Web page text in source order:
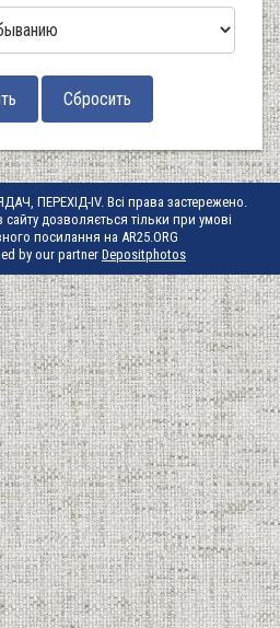
ПЕРЕХІД-IV. Всі права застережено.
дозволяється тільки при умові
посилання на AR25.ORG
by our partner Depositphotos